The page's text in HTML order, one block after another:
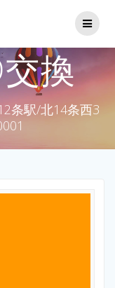
換
条駅/北14条西3